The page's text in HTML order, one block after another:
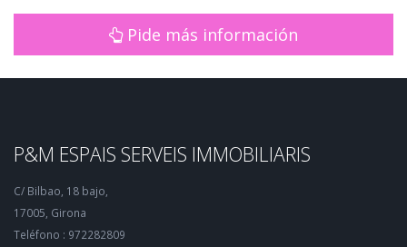
Pide más información
P&M ESPAIS SERVEIS IMMOBILIARIS
C/ Bilbao, 18 bajo,
17005, Girona
Teléfono : 972282809